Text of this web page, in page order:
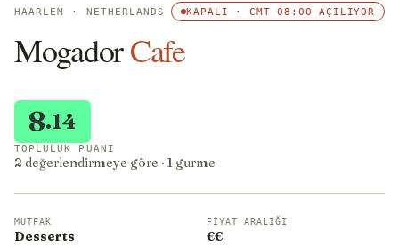
HAARLEM · NETHERLANDS KAPALI · CMT 08:00 AÇILIYOR
MogadorCafe
8.14
TOPLULUK PUANI
2 değerlendirmeye göre · 1 gurme
MUTFAK
Desserts
FIYAT ARALIĞI
€€